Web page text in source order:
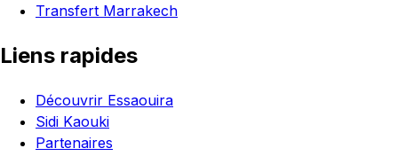
Transfert Marrakech
Liens rapides
Découvrir Essaouira
Sidi Kaouki
Partenaires